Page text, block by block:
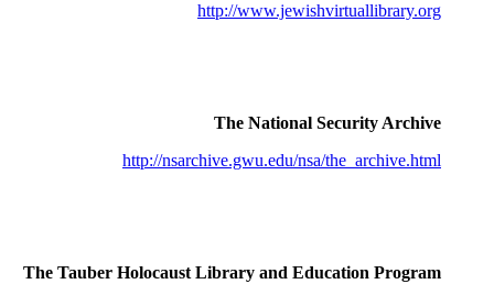
http://www.jewishvirtuallibrary.org
The National Security Archive
http://nsarchive.gwu.edu/nsa/the_archive.html
The Tauber Holocaust Library and Education Program